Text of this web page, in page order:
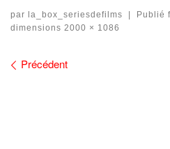
par la_box_seriesdefilms | Publié
dimensions 2000 × 1086
Navigation des
Précédent